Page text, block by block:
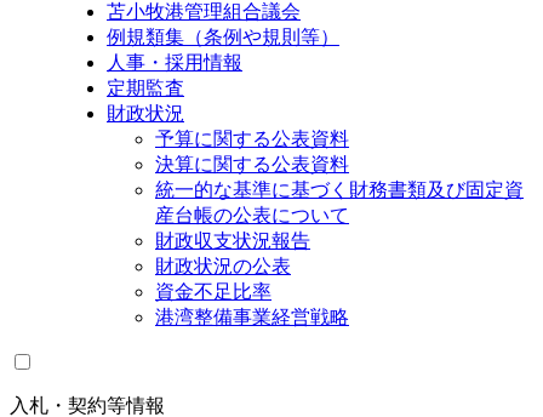
苫小牧港管理組合議会
例規類集（条例や規則等）
人事・採用情報
定期監査
財政状況
予算に関する公表資料
決算に関する公表資料
統一的な基準に基づく財務書類及び固定資
産台帳の公表について
財政収支状況報告
財政状況の公表
資金不足比率
港湾整備事業経営戦略
入札・契約等情報